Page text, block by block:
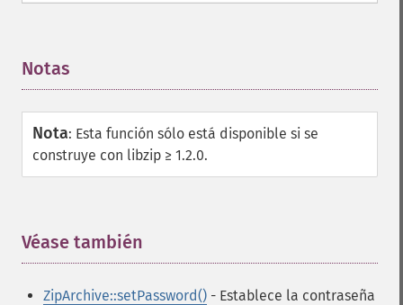
Notas
Nota: Esta función sólo está disponible si se
construye con libzip ≥ 1.2.0.
Véase también
ZipArchive::setPassword() - Establece la contraseña